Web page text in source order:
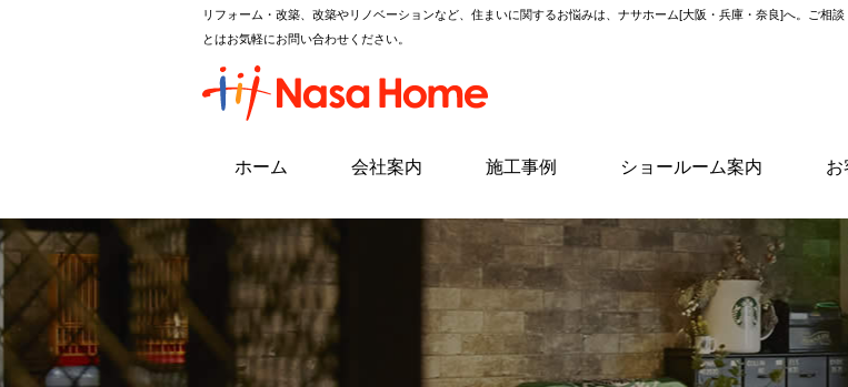
リフォーム・改築、改築やリノベーションなど、住まいに関するお悩みは、ナサホーム[大阪・兵庫・奈良]へ。ご相
とはお気軽にお問い合わせください。
ホーム 会社案内 施工事例 ショールーム案内 お